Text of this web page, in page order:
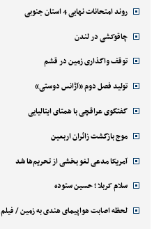
روند امتحانات نهایی 4 استان جنوبی
چاقوکشی در لندن
توقف واگذاری زمین در قشم
تولید فصل دوم «آژانس دوستی»
گفتگوی عراقچی با همتای ایتالیایی
موج بازگشت زائران اربعین
آمریکا مدعی لغو بخشی از تحریم‌ها شد
سلام کربلا ؛ حسین ستوده
لحظه اصابت هواپیمای هندی به زمین / فیلم